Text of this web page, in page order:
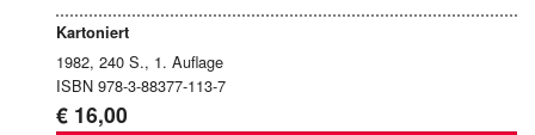
Kartoniert
1982, 240 S., 1. Auflage
ISBN 978-3-88377-113-7
€ 16,00